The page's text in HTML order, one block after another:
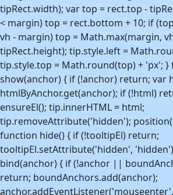
tipRect.width); var top = rect.top -
< margin) top = rect.bottom + 10; if
vh - margin) top = Math.max(margin,
tipRect.height); tip.style.left =
tip.style.top = Math.round(top) + 'px'; }
show(anchor) { if (!anchor) return; var
htmlByAnchor.get(anchor); if (!html)
ensureEl(); tip.innerHTML = html;
tip.removeAttribute('hidden');
function hide() { if (!tooltipEl) return;
tooltipEl.setAttribute('hidden',
bind(anchor) { if (!anchor ||
return; boundAnchors.add(anchor);